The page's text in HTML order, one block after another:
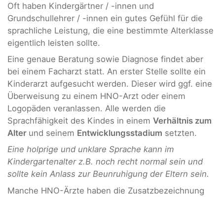
Oft haben Kindergärtner / -innen und
Grundschullehrer / -innen ein gutes Gefühl für die
sprachliche Leistung, die eine bestimmte Alterklasse
eigentlich leisten sollte.
Eine genaue Beratung sowie Diagnose findet aber
bei einem Facharzt statt. An erster Stelle sollte ein
Kinderarzt aufgesucht werden. Dieser wird ggf. eine
Überweisung zu einem HNO-Arzt oder einem
Logopäden veranlassen. Alle werden die
Sprachfähigkeit des Kindes in einem Verhältnis zum
Alter und seinem Entwicklungsstadium setzten.
Eine holprige und unklare Sprache kann im
Kindergartenalter z.B. noch recht normal sein und
sollte kein Anlass zur Beunruhigung der Eltern sein.
Manche HNO-Ärzte haben die Zusatzbezeichnung